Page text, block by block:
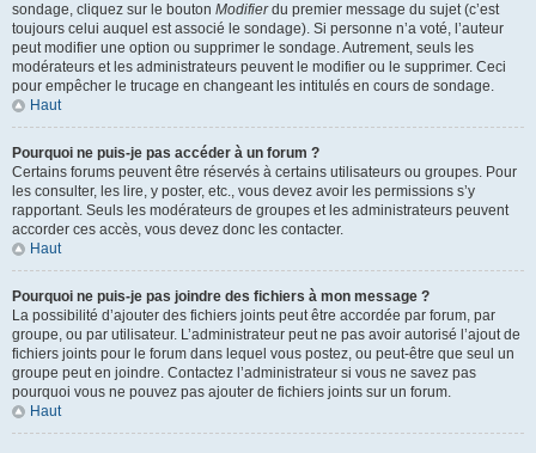
sondage, cliquez sur le bouton Modifierdu premier message du sujet (c’est
toujours celui auquel est associé le sondage). Si personne n’a voté, l’auteur
peut modifier une option ou supprimer le sondage. Autrement, seuls les
modérateurs et les administrateurs peuvent le modifier ou le supprimer. Ceci
pour empêcher le trucage en changeant les intitulés en cours de sondage.
Haut
Pourquoi ne puis-je pas accéder à un forum ?
Certains forums peuvent être réservés à certains utilisateurs ou groupes. Pour
les consulter, les lire, y poster, etc., vous devez avoir les permissions s’y
rapportant. Seuls les modérateurs de groupes et les administrateurs peuvent
accorder ces accès, vous devez donc les contacter.
Haut
Pourquoi ne puis-je pas joindre des fichiers à mon message ?
La possibilité d’ajouter des fichiers joints peut être accordée par forum, par
groupe, ou par utilisateur. L’administrateur peut ne pas avoir autorisé l’ajout de
fichiers joints pour le forum dans lequel vous postez, ou peut-être que seul un
groupe peut en joindre. Contactez l’administrateur si vous ne savez pas
pourquoi vous ne pouvez pas ajouter de fichiers joints sur un forum.
Haut